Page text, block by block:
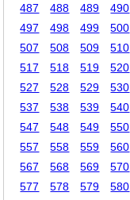
487
488 489 490
497
498 499 500
507
508 509 510
517
518 519 520
527
528 529 530
537
538 539 540
547
548 549 550
557
558 559 560
567
568 569 570
577
578 579 580